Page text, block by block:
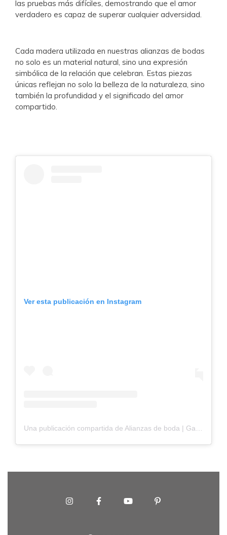
las pruebas más difíciles, demostrando que el amor
verdadero es capaz de superar cualquier adversidad.
Cada madera utilizada en nuestras alianzas de bodas
no solo es un material natural, sino una expresión
simbólica de la relación que celebran. Estas piezas
únicas reflejan no solo la belleza de la naturaleza, sino
también la profundidad y el significado del amor
compartido.
Ver esta publicación en Instagram